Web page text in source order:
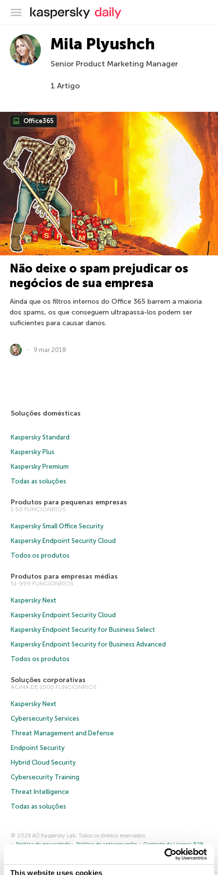
This website uses cookies
Blog oficial da Kaspersky
Mila Plyushch
Senior Product Marketing Manager
1 Artigo
Office365
Não deixe o spam prejudicar os
negócios de sua empresa
Ainda que os filtros internos do Office 365 barrem a maioria
dos spams, os que conseguem ultrapassá-los podem ser
suficientes para causar danos.
9 mar 2018
Soluções domésticas
Kaspersky Standard
Kaspersky Plus
Kaspersky Premium
Todas as soluções
Produtos para pequenas empresas
1-50 FUNCIONRIOS
Kaspersky Small Office Security
Kaspersky Endpoint Security Cloud
Todos os produtos
Produtos para empresas médias
51-999 FUNCIONRIOS
Kaspersky Next
Kaspersky Endpoint Security Cloud
Kaspersky Endpoint Security for Business Select
Kaspersky Endpoint Security for Business Advanced
Todos os produtos
Soluções corporativas
ACIMA DE 1000 FUNCIONRIOS
Kaspersky Next
Cybersecurity Services
Threat Management and Defense
Endpoint Security
Hybrid Cloud Security
Cybersecurity Training
Threat Intelligence
Todas as soluções
© 2026 AO Kaspersky Lab. Todos os direitos reservados.
Política de privacidade
Política de anticorrupção
Contrato de Licença B2B
Cookies